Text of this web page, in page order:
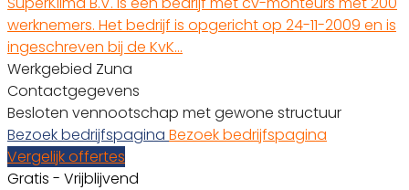
werknemers. Het bedrijf is opgericht op 24-11-2009 en is
ingeschreven bij de KvK…
Werkgebied Zuna
Contactgegevens
Besloten vennootschap met gewone structuur
Bezoek bedrijfspagina Bezoek bedrijfspagina
Vergelijk offertes
Gratis - Vrijblijvend